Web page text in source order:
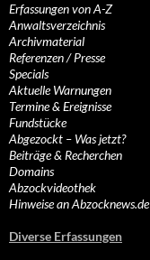
Erfassungen von A-Z
Anwaltsverzeichnis
Archivmaterial
Referenzen / Presse
Specials
Aktuelle Warnungen
Termine & Ereignisse
Fundstücke
Abgezockt – Was jetzt?
Beiträge & Recherchen
Domains
Abzockvideothek
Hinweise an Abzocknews.de
Diverse Erfassungen